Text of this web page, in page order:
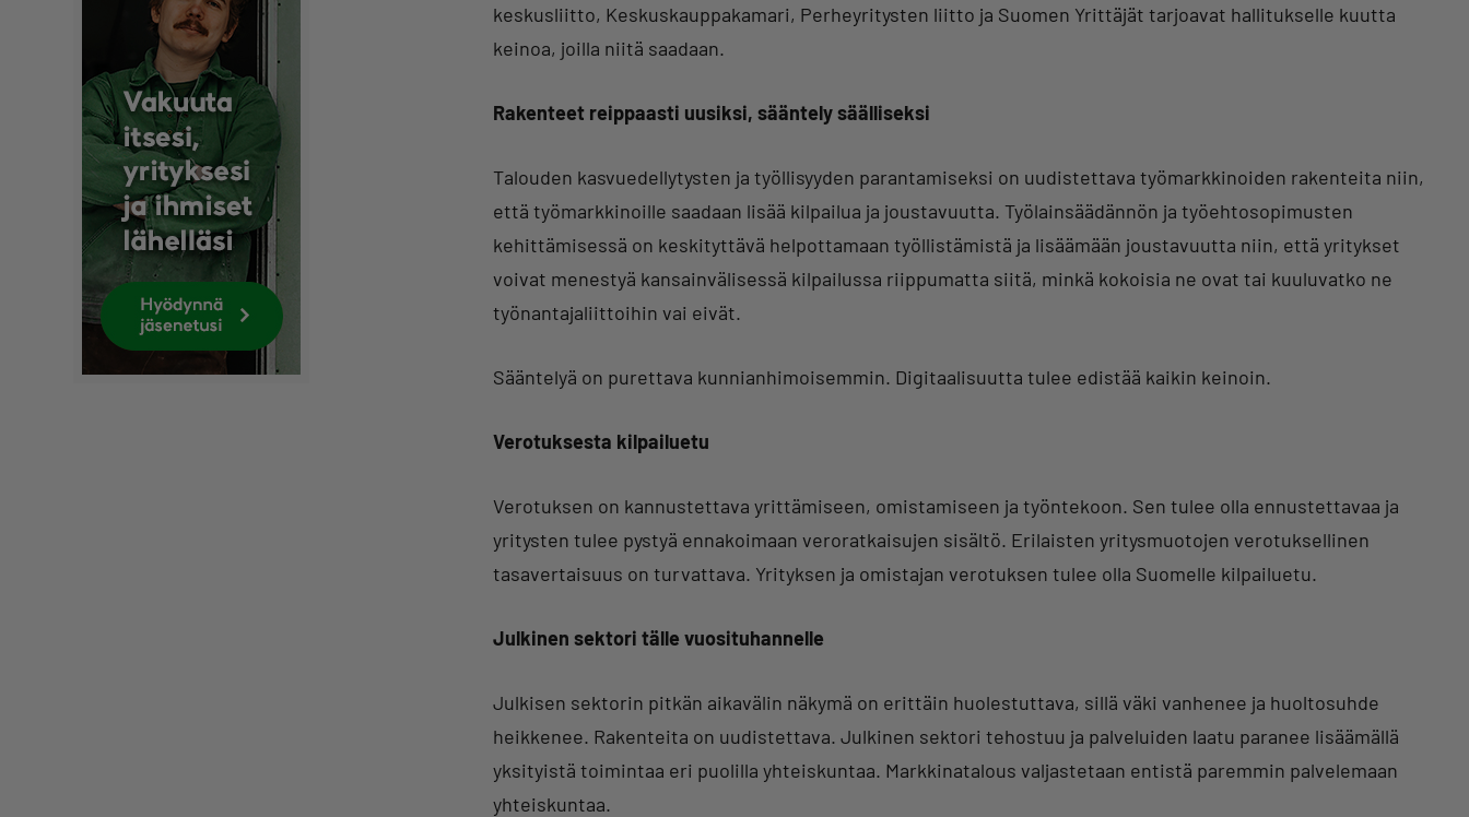
keskusliitto, Keskuskauppakamari, Perheyritysten liitto ja Suomen Yrittäjät tarjoavat hallitukselle kuutta
keinoa, joilla niitä saadaan.
Rakenteet reippaasti uusiksi, sääntely säälliseksi
Talouden kasvuedellytysten ja työllisyyden parantamiseksi on uudistettava työmarkkinoiden rakenteita niin,
että työmarkkinoille saadaan lisää kilpailua ja joustavuutta. Työlainsäädännön ja työehtosopimusten
kehittämisessä on keskityttävä helpottamaan työllistämistä ja lisäämään joustavuutta niin, että yritykset
voivat menestyä kansainvälisessä kilpailussa riippumatta siitä, minkä kokoisia ne ovat tai kuuluvatko ne
työnantajaliittoihin vai eivät.
Sääntelyä on purettava kunnianhimoisemmin. Digitaalisuutta tulee edistää kaikin keinoin.
Verotuksesta kilpailuetu
Verotuksen on kannustettava yrittämiseen, omistamiseen ja työntekoon. Sen tulee olla ennustettavaa ja
yritysten tulee pystyä ennakoimaan veroratkaisujen sisältö. Erilaisten yritysmuotojen verotuksellinen
tasavertaisuus on turvattava. Yrityksen ja omistajan verotuksen tulee olla Suomelle kilpailuetu.
Julkinen sektori tälle vuosituhannelle
Julkisen sektorin pitkän aikavälin näkymä on erittäin huolestuttava, sillä väki vanhenee ja huoltosuhde
heikkenee. Rakenteita on uudistettava. Julkinen sektori tehostuu ja palveluiden laatu paranee lisäämällä
yksityistä toimintaa eri puolilla yhteiskuntaa. Markkinatalous valjastetaan entistä paremmin palvelemaan
yhteiskuntaa.